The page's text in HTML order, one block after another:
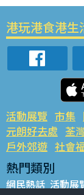
港玩港食港生
活動展覽 市集
元朗好去處 荃
戶外郊遊 社會
熱門類別
網民熱話 活動展